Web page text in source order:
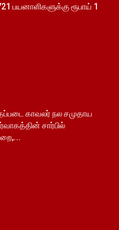
பயனாளிகளுக்கு ரூபாய் 1
காவலர் நல சமுதாய
சார்பில்